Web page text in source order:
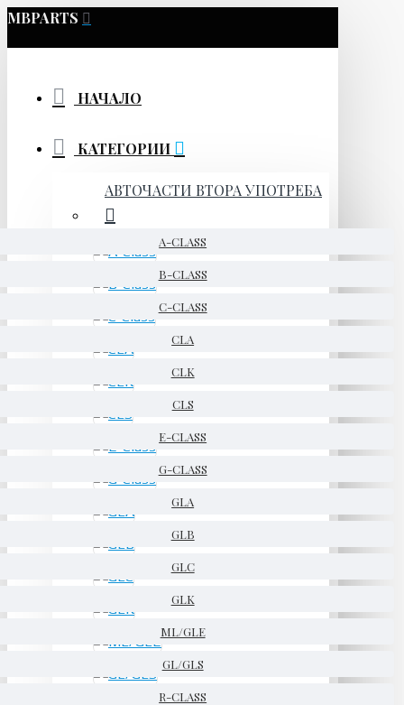
MBPARTS
НАЧАЛО
КАТЕГОРИИ
АВТОЧАСТИ ВТОРА УПОТРЕБА
A-CLASS
B-CLASS
C-CLASS
CLA
CLK
CLS
E-CLASS
G-CLASS
GLA
GLB
GLC
GLK
ML/GLE
GL/GLS
R-CLASS